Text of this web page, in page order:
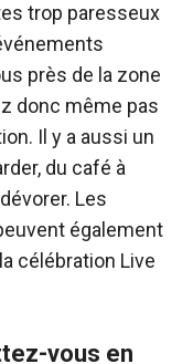
trop paresseux
près de la zone
donc même pas
Il y a aussi un
du café à
Les
également
célébration Live
vous en